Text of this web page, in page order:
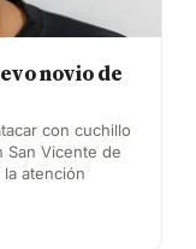
novio de
con cuchillo
San Vicente de
atención